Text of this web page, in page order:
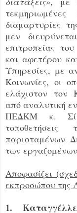
διαμαρτυρίες
μεν
επιτροπείας
και αφετέρου
Υπηρεσίες, με
Κοινωνίες, οι
ελάχιστον τον
από αναλυτική
ΠΕΔΚΜ κ.
παρισταμένων
των εργαζομένων
Αποφασίζει
εκπροσώπου της
1.